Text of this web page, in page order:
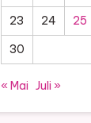
23
24 25
30
« Mai Juli »